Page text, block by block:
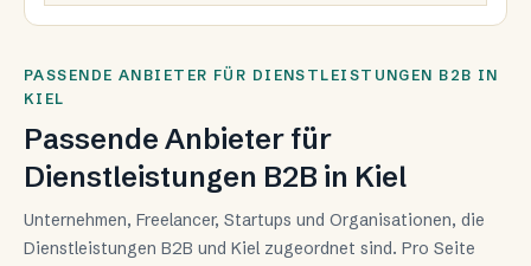
PASSENDE ANBIETER FÜR DIENSTLEISTUNGEN B2B IN
KIEL
Passende Anbieter für
Dienstleistungen B2B in Kiel
Unternehmen, Freelancer, Startups und Organisationen, die
Dienstleistungen B2B und Kiel zugeordnet sind. Pro Seite